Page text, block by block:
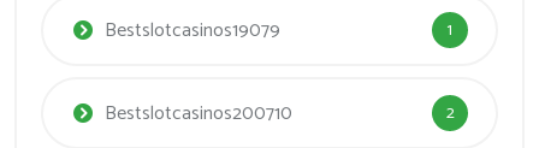
Bestslotcasinos19079 1
Bestslotcasinos200710 2